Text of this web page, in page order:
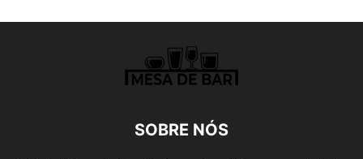
SOBRE NÓS